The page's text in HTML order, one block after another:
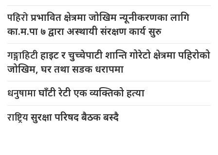
पहिरोप्रभावित क्षेत्रमा जोखिम न्यूनीकरणका लागि
का.म.पा ७ द्वारा अस्थायी संरक्षण कार्य सुरु
गङ्गाहिटीहाइट र चुच्चेपाटी शान्ति गोरेटो क्षेत्रमा पहिरोको
जोखिम, घर तथा सडक धरापमा
धनुषामाघाँटी रेटी एक व्यक्तिको हत्या
राष्ट्रियसुरक्षा परिषद बैठक बस्दै